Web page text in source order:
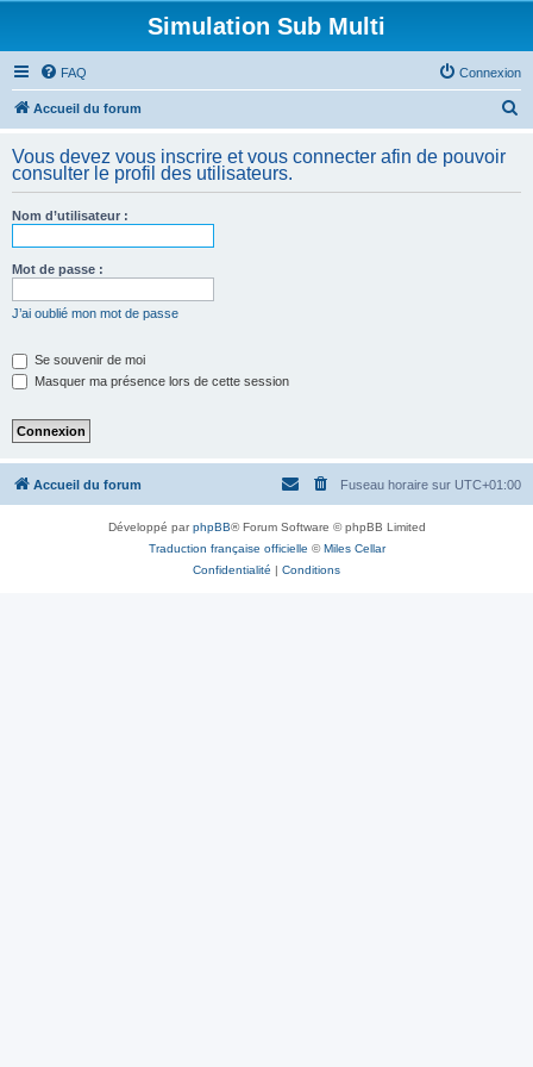
Simulation Sub Multi
FAQ Connexion
Accueil du forum
h
Vous devez vous inscrire et vous connecter afin de pouvoir
consulter le profil des utilisateurs.
Nom d’utilisateur :
Mot de passe :
J’ai oublié mon mot de passe
Se souvenir de moi
Masquer ma présence lors de cette session
Accueil du forum Fuseau horaire sur UTC+01:00
Développé parphpBB® Forum Software © phpBB Limited
Traduction française officielle ©Miles Cellar
Confidentialité | Conditions